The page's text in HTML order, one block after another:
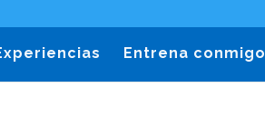
Entrena conmigo